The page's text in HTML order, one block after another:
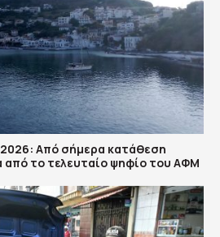
Από σήμερα κατάθεση
το τελευταίο ψηφίο του ΑΦΜ